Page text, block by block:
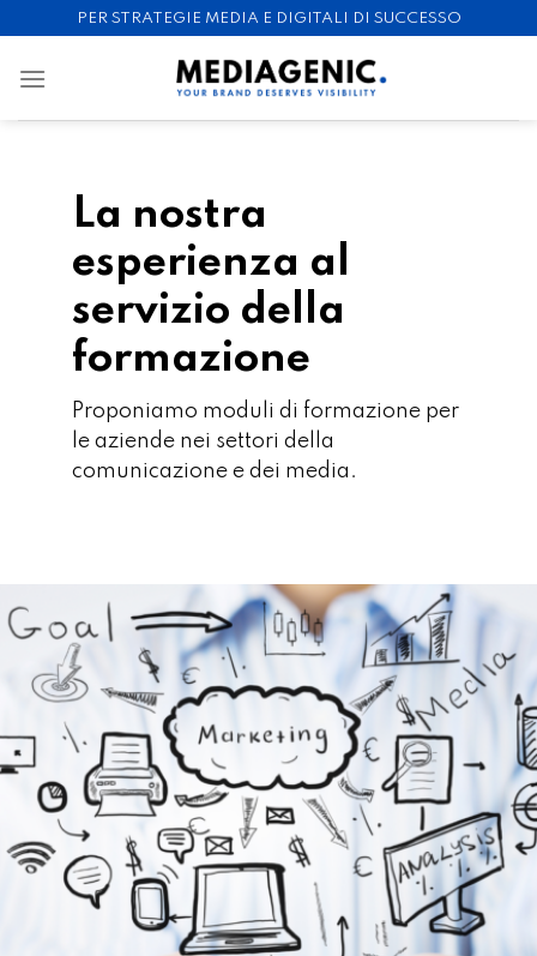
to
content
PER STRATEGIE MEDIA E DIGITALI DI SUCCESSO
La nostra
esperienza al
servizio della
formazione
Proponiamo moduli di formazione per
le aziende nei settori della
comunicazione e dei media.